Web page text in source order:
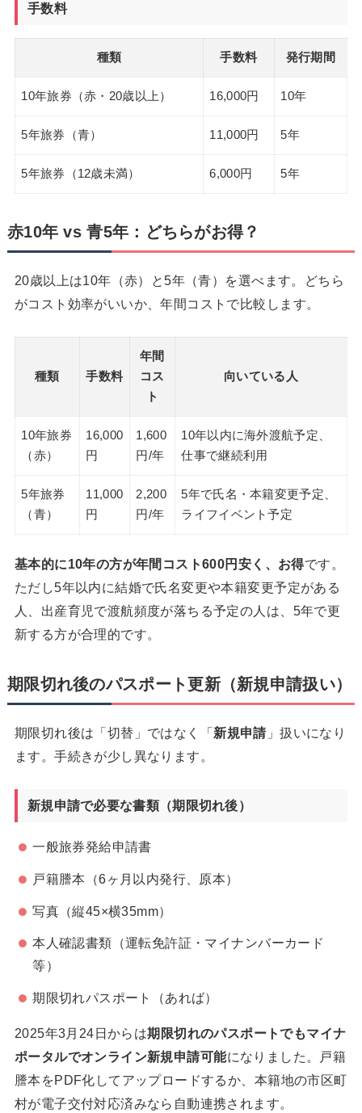
手数料
種類 手数料 発行期間
10年旅券（赤・20歳以上） 16,000円 10年
5年旅券（青） 11,000円 5年
5年旅券（12歳未満） 6,000円 5年
赤10年 vs 青5年：どちらがお得？
20歳以上は10年（赤）と5年（青）を選べます。どちら
がコスト効率がいいか、年間コストで比較します。
種類 手数料
年間
コス
ト
向いている人
10年旅券
（赤）
16,000
円
1,600
円/年
10年以内に海外渡航予定、
仕事で継続利用
5年旅券
（青）
11,000
円
2,200
円/年
5年で氏名・本籍変更予定、
ライフイベント予定
基本的に10年の方が年間コスト600円安く、お得です。
ただし5年以内に結婚で氏名変更や本籍変更予定がある
人、出産育児で渡航頻度が落ちる予定の人は、5年で更
新する方が合理的です。
期限切れ後のパスポート更新（新規申請扱い）
期限切れ後は「切替」ではなく「新規申請」扱いになり
ます。手続きが少し異なります。
新規申請で必要な書類（期限切れ後）
一般旅券発給申請書
戸籍謄本（6ヶ月以内発行、原本）
写真（縦45×横35mm）
本人確認書類（運転免許証・マイナンバーカード
等）
期限切れパスポート（あれば）
2025年3月24日からは期限切れのパスポートでもマイナ
ポータルでオンライン新規申請可能になりました。戸籍
謄本をPDF化してアップロードするか、本籍地の市区町
村が電子交付対応済みなら自動連携されます。